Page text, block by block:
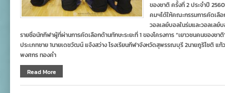
ของชาติ ครั้งที่ 2 ประจำปี
คมฯได้ให้คณะกรรมการคัดเ
วอลเลย์บอลในร่มและวอลเลย์
รายชื่อนักกีฬาผู้ที่ผ่านการคัดเลือกด้านทักษะระยะที่ 1 ของโครงการ “เยาวชนคนของช
ประเภทชาย 1นายเดชวัฒน์ แจ้งสว่าง โรงเรียนกีฬาจังหวัดสุพรรณบุรี 2นายภูริโชติ แก้
พงศกร ทองคำ
Read More